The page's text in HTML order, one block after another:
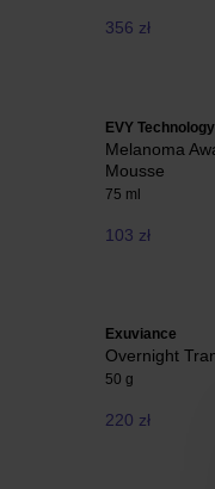
356 zł
EVY Technology
Melanoma
Mousse
75 ml
103 zł
Exuviance
Overnight
50 g
220 zł